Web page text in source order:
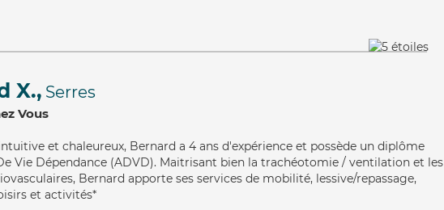
X., Serres
Vous
et chaleureux, Bernard a 4 ans d'expérience et possède un diplôme
Vie Dépendance (ADVD). Maitrisant bien la trachéotomie / ventilation et les
Bernard apporte ses services de mobilité, lessive/repassage,
et activités*